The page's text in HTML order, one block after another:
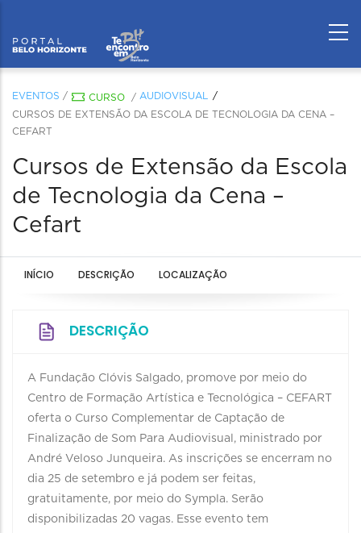
EVENTOS / CURSO / AUDIOVISUAL
CURSOS DE EXTENSÃO DA ESCOLA DE TECNOLOGIA DA CENA –
CEFART
Cursos de Extensão da Escola
de Tecnologia da Cena –
Cefart
INÍCIO DESCRIÇÃO LOCALIZAÇÃO
DESCRIÇÃO
A Fundação Clóvis Salgado, promove por meio do
Centro de Formação Artística e Tecnológica – CEFART
oferta o Curso Complementar de Captação de
Finalização de Som Para Audiovisual, ministrado por
André Veloso Junqueira. As inscrições se encerram no
dia 25 de setembro e já podem ser feitas,
gratuitamente, por meio do Sympla. Serão
disponibilizadas 20 vagas. Esse evento tem